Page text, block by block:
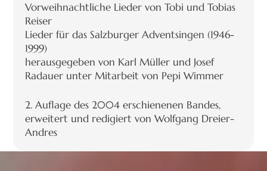
Vorweihnachtliche Lieder von Tobi und Tobias
Reiser
Lieder für das Salzburger Adventsingen (1946-
1999)
herausgegeben von Karl Müller und Josef
Radauer unter Mitarbeit von Pepi Wimmer
2. Auflage des 2004 erschienenen Bandes,
erweitert und redigiert von Wolfgang Dreier-
Andres